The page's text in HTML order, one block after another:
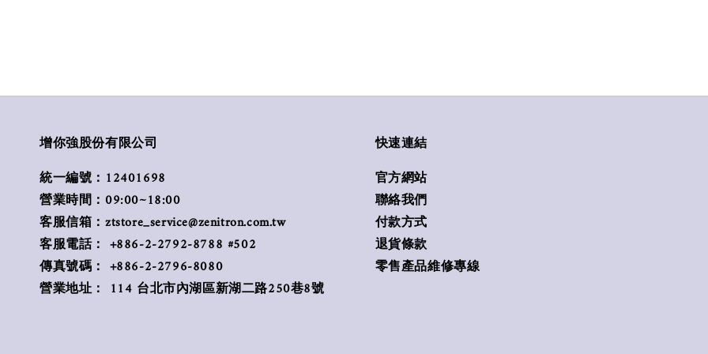
增你強股份有限公司
統一編號：12401698
營業時間：09:00~18:00
客服信箱：ztstore_service@zenitron.com.tw
客服電話： +886-2-2792-8788 #502
傳真號碼： +886-2-2796-8080
營業地址： 114 台北市內湖區新湖二路250巷8號
快速連結
官方網站
聯絡我們
付款方式
退貨條款
零售產品維修專線